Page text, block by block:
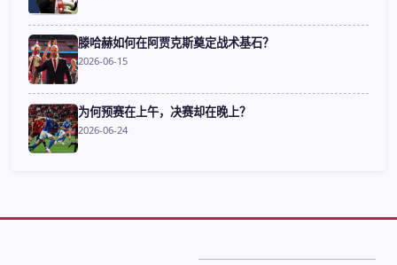
滕哈赫如何在阿贾克斯奠定战术基石？
2026-06-15
为何预赛在上午，决赛却在晚上？
2026-06-24